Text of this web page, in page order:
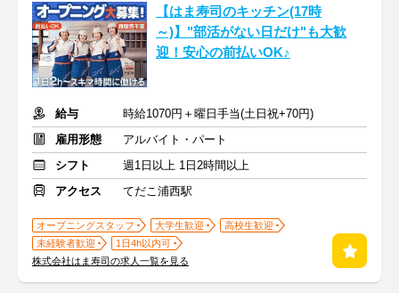
【はま寿司のキッチン(17時
～)】"部活がない日だけ"も大歓
迎！安心の前払いOK♪
給与
時給1070円＋曜日手当(土日祝+70円)
雇用形態
アルバイト・パート
シフト
週1日以上 1日2時間以上
アクセス
てだこ浦西駅
オープニングスタッフ 大学生歓迎
高校生歓迎
未経験者歓迎
1日4h以内可
株式会社はま寿司の求人一覧を見る